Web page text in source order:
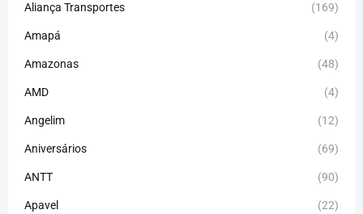
Aliança Transportes (169)
Amapá (4)
Amazonas (48)
AMD (4)
Angelim (12)
Aniversários (69)
ANTT (90)
Apavel (22)